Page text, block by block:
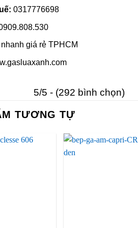
0317776698
giá rẻ TPHCM
5/5 - (292 bình chọn)
TƯƠNG TỰ